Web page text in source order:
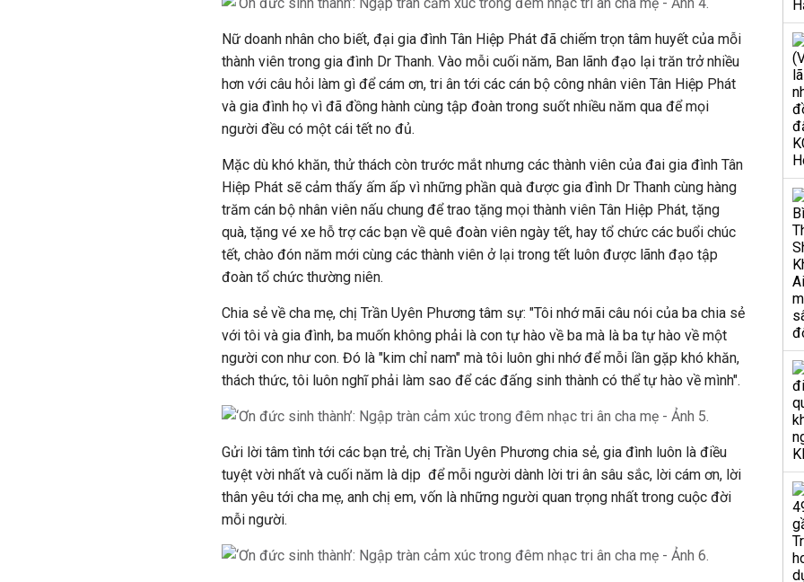
Nữ doanh nhân cho biết, đại gia đình Tân Hiệp Phát đã chiếm trọn tâm huyết của mỗi
thành viên trong gia đình Dr Thanh. Vào mỗi cuối năm, Ban lãnh đạo lại trăn trở nhiều
hơn với câu hỏi làm gì để cám ơn, tri ân tới các cán bộ công nhân viên Tân Hiệp Phát
và gia đình họ vì đã đồng hành cùng tập đoàn trong suốt nhiều năm qua để mọi
người đều có một cái tết no đủ.
Mặc dù khó khăn, thử thách còn trước mắt nhưng các thành viên của đai gia đình Tân
Hiệp Phát sẽ cảm thấy ấm ấp vì những phần quà được gia đình Dr Thanh cùng hàng
trăm cán bộ nhân viên nấu chung để trao tặng mọi thành viên Tân Hiệp Phát, tặng
quà, tặng vé xe hỗ trợ các bạn về quê đoàn viên ngày tết, hay tổ chức các buổi chúc
tết, chào đón năm mới cùng các thành viên ở lại trong tết luôn được lãnh đạo tập
đoàn tổ chức thường niên.
Chia sẻ về cha mẹ, chị Trần Uyên Phương tâm sự: "Tôi nhớ mãi câu nói của ba chia sẻ
với tôi và gia đình, ba muốn không phải là con tự hào về ba mà là ba tự hào về một
người con như con. Đó là "kim chỉ nam" mà tôi luôn ghi nhớ để mỗi lần gặp khó khăn,
thách thức, tôi luôn nghĩ phải làm sao để các đấng sinh thành có thể tự hào về mình".
Gửi lời tâm tình tới các bạn trẻ, chị Trần Uyên Phương chia sẻ, gia đình luôn là điều
tuyệt vời nhất và cuối năm là dịp để mỗi người dành lời tri ân sâu sắc, lời cám ơn, lời
thân yêu tới cha mẹ, anh chị em, vốn là những người quan trọng nhất trong cuộc đời
mỗi người.